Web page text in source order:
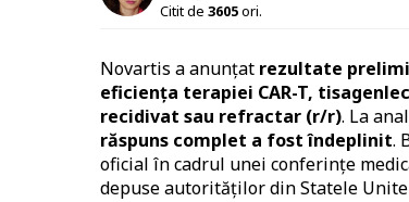
Citit de 3605ori.
Novartis a anunțat rezultate
eficiența terapiei CAR-T,
recidivat sau refractar (r/r). La
răspuns complet a fost îndeplinit.
oficial în cadrul unei conferințe
depuse autorităților din Statele